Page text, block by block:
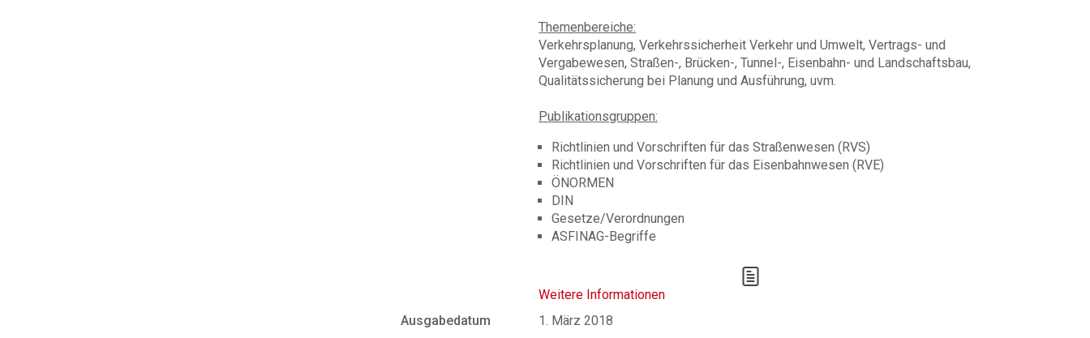
Themenbereiche:
Verkehrsplanung, Verkehrssicherheit Verkehr und Umwelt, Vertrags- und
Vergabewesen, Straßen-, Brücken-, Tunnel-, Eisenbahn- und Landschaftsbau,
Qualitätssicherung bei Planung und Ausführung, uvm.
Publikationsgruppen:
Richtlinien und Vorschriften für das Straßenwesen (RVS)
Richtlinien und Vorschriften für das Eisenbahnwesen (RVE)
ÖNORMEN
DIN
Gesetze/Verordnungen
ASFINAG-Begriffe
Weitere Informationen
Ausgabedatum
1. März 2018